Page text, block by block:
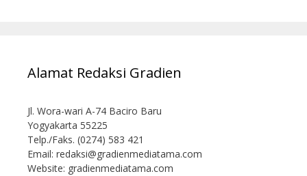
Alamat Redaksi Gradien
Jl. Wora-wari A-74 Baciro Baru
Yogyakarta 55225
Telp./Faks. (0274) 583 421
Email: redaksi@gradienmediatama.com
Website: gradienmediatama.com